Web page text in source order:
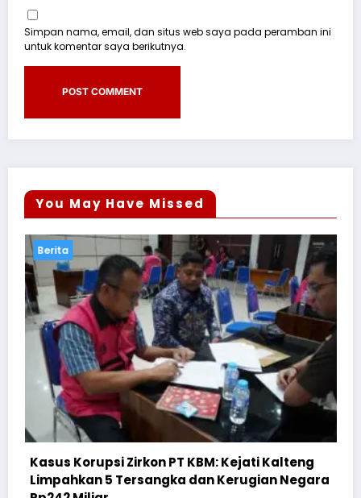
Simpan nama, email, dan situs web saya pada peramban ini
untuk komentar saya berikutnya.
You May Have Missed
Kejati Kalteng
Kerugian Negara
Berita
Cegah Bullying, Sikum